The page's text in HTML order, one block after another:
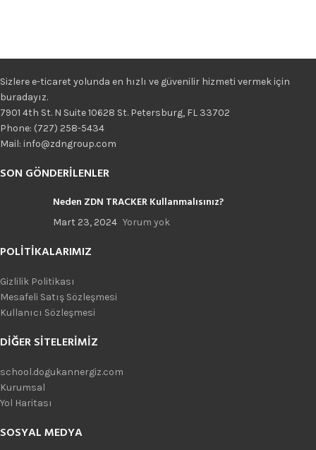
Sizlere e-ticaret yolunda en hızlı ve güvenilir hizmeti vermek için
buradayız.
7901 4th St. N Suite 10628 St. Petersburg, FL 33702
Phone: (727) 258-5434
Mail: info@zdngroup.com
SON GÖNDERILENLER
Neden ZDN TRACKER Kullanmalısınız?
Mart 23, 2024 Yorum yok
POLITIKALARIMIZ
Gizlilik Politikası
Mesafeli Satış Sözleşmesi
Kullanıcı Sözleşmesi
DIĞER SITELERIMIZ
school.dogukannergiz.com
Kurumsal
Yol Haritası
SOSYAL MEDYA